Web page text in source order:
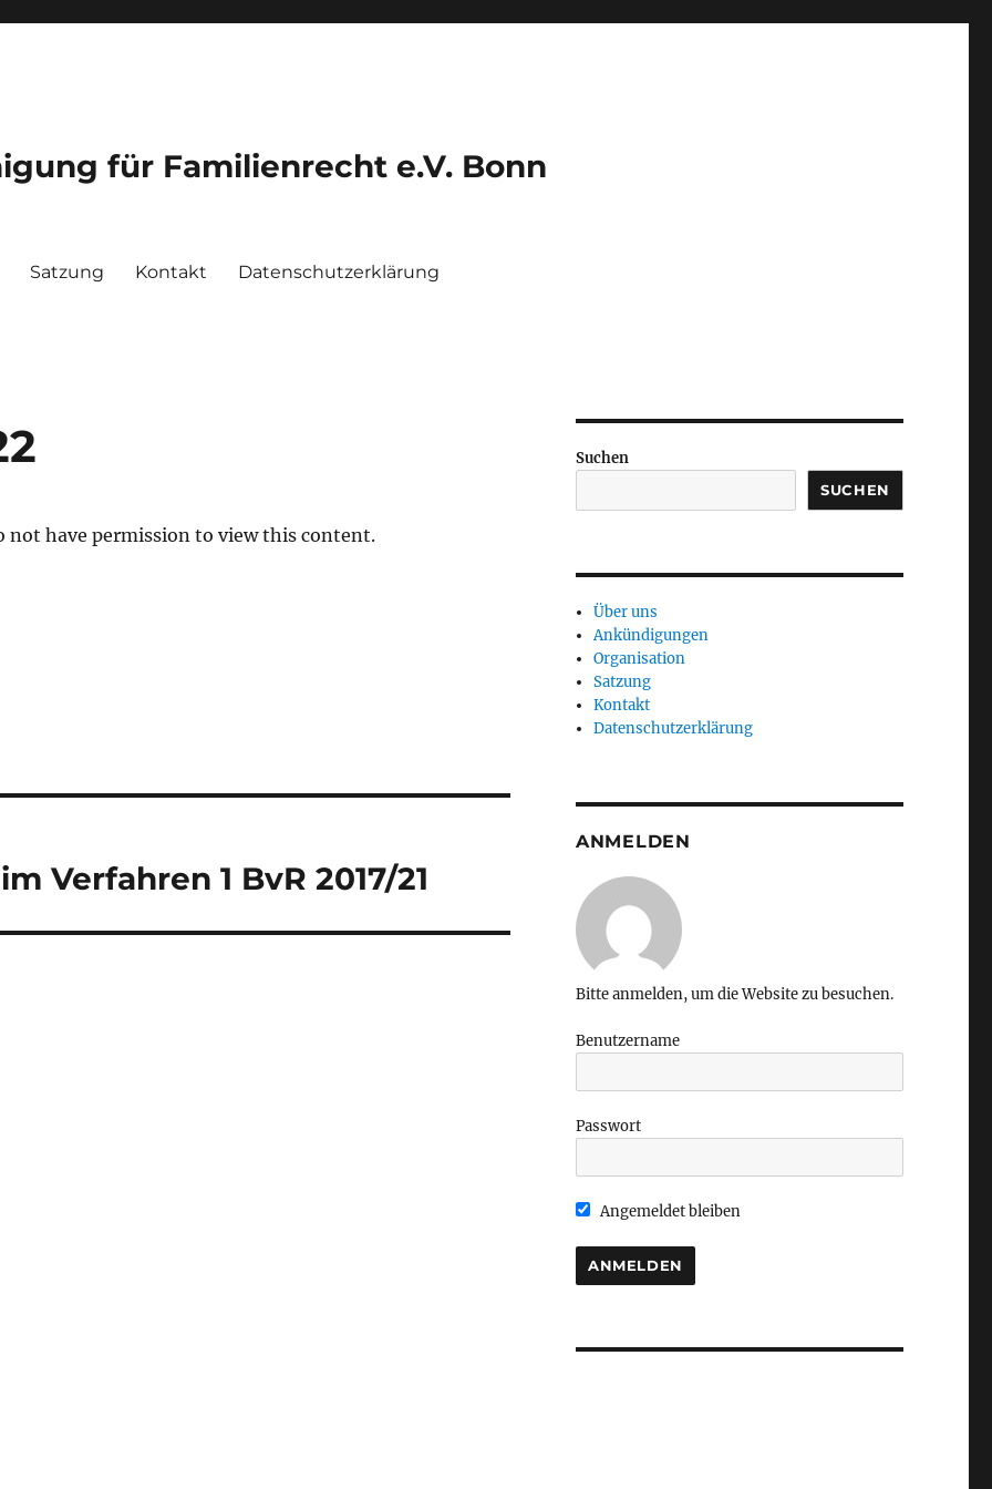
für Familienrecht e.V. Bonn
Satzung Kontakt Datenschutzerklärung
not have permission to view this content.
Verfahren 1 BvR 2017/21
Suchen
SUCHEN
Über uns
Ankündigungen
Organisation
Satzung
Kontakt
Datenschutzerklärung
ANMELDEN
Bitte anmelden, um die Website zu besuchen.
Benutzername
Passwort
Angemeldet bleiben